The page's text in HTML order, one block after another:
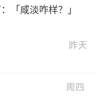
「咸淡咋样？」